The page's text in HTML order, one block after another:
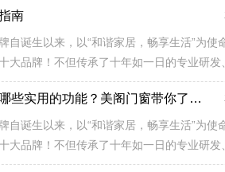
南
自诞生以来，以“和谐家居，畅享生活”为使
大品牌！不但传承了十年如一日的专业研发
门窗品牌理念，同时也融入了更多自主创新
构上的创新，突破性地解决了铝合金门窗在
难题，提升产品市场核心竞争力。
断桥铝门窗都有哪些实用的功能？美阁门窗带你了解！
自诞生以来，以“和谐家居，畅享生活”为使
大品牌！不但传承了十年如一日的专业研发
门窗品牌理念，同时也融入了更多自主创新